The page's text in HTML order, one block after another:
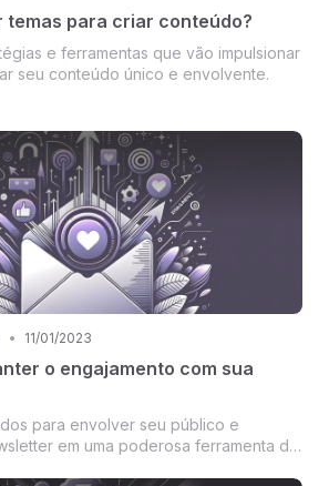
temas para criar conteúdo?
e ferramentas que vão impulsionar
seu conteúdo único e envolvente.
• 11/01/2023
o engajamento com sua
para envolver seu público e
em uma poderosa ferramenta de